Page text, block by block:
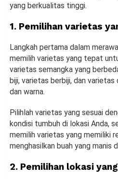
yang berkualitas tinggi.
1. Pemilihan varietas
Langkah pertama dalam
memilih varietas yang tepat
varietas semangka yang
biji, varietas berbiji, dan varietas
dan warna.
Pilihlah varietas yang sesuai
kondisi tumbuh di lokasi Anda,
memilih varietas yang memiliki
menghasilkan buah yang manis
2. Pemilihan lokasi